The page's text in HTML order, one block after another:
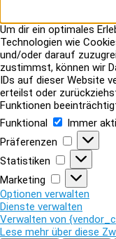
Um dir ein optimales
Technologien wie
und/oder darauf
zustimmst, können wir
IDs auf dieser Website
erteilst oder
Funktionen
Funktional
Funktional
Immer
Präferenzen
Statistiken
Statistiken
Marketing
Marketing
Optionen verwalten
Dienste verwalten
Verwalten von
Lese mehr über diese